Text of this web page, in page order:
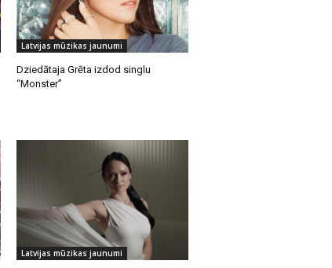
Latvijas mūzikas jaunumi
Dziedātaja Grēta izdod singlu
“Monster”
Latvijas mūzikas jaunumi